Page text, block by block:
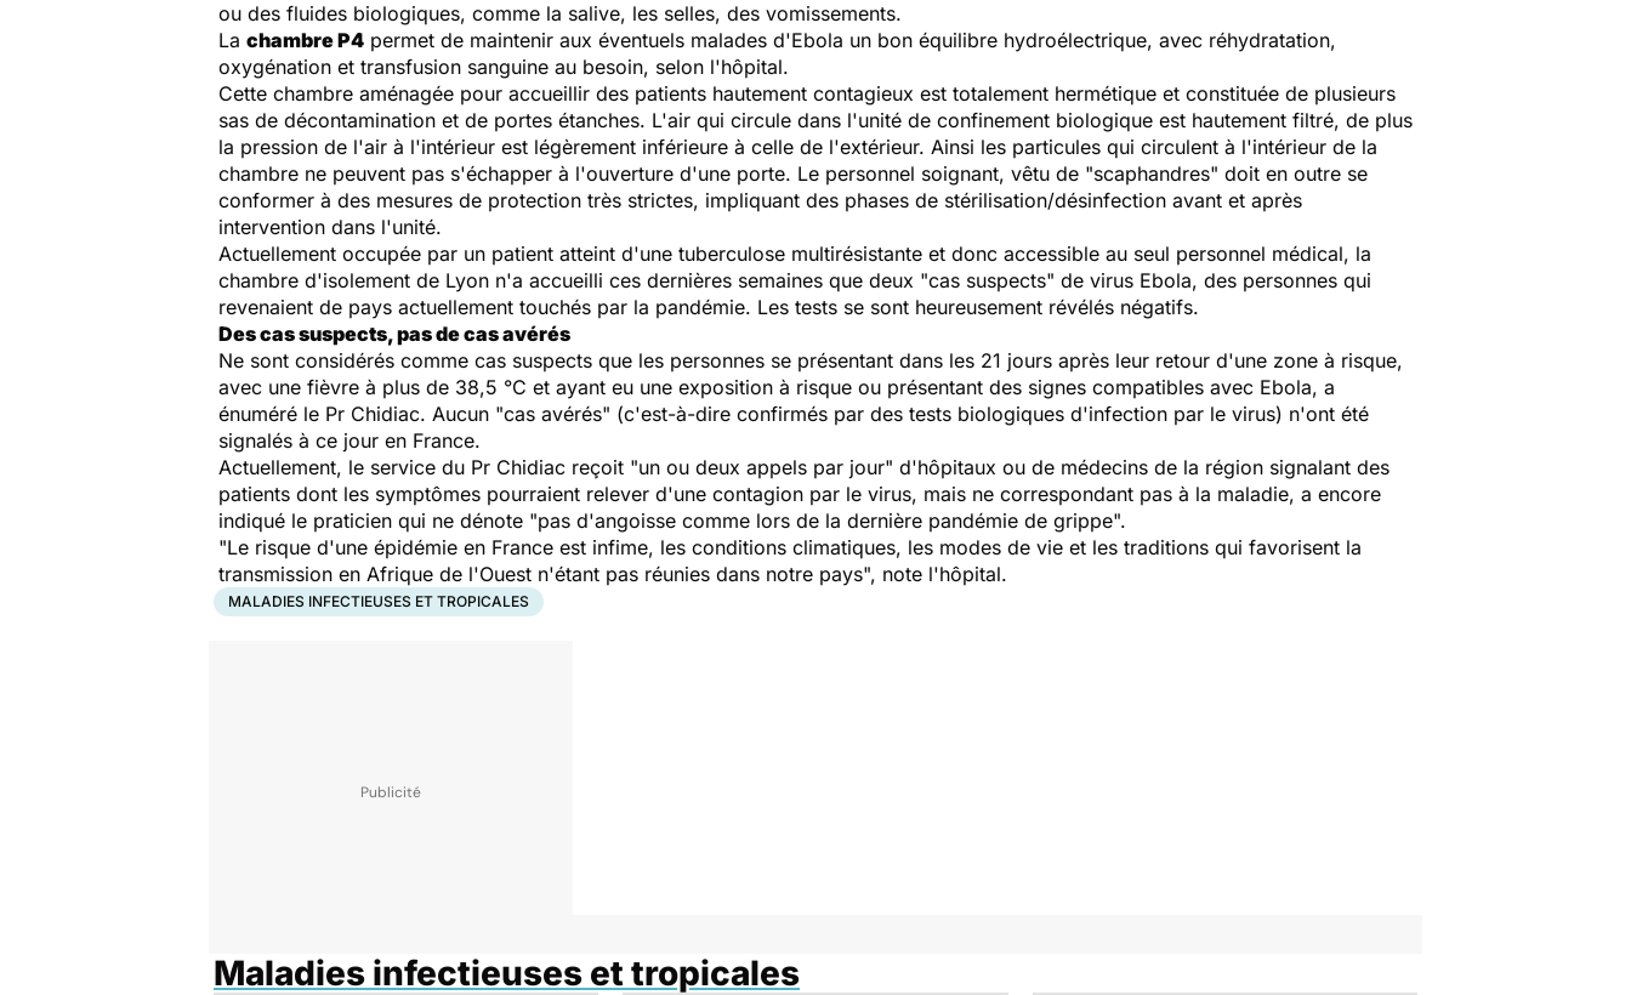
ou des fluides biologiques, comme la salive, les selles, des vomissements.
La chambre P4 permet de maintenir aux éventuels malades d'Ebola un bon équilibre hydroélectrique, avec réhydratation,
oxygénation et transfusion sanguine au besoin, selon l'hôpital.
Cette chambre aménagée pour accueillir des patients hautement contagieux est totalement hermétique et constituée de plusieurs
sas de décontamination et de portes étanches. L'air qui circule dans l'unité de confinement biologique est hautement filtré, de plus
la pression de l'air à l'intérieur est légèrement inférieure à celle de l'extérieur. Ainsi les particules qui circulent à l'intérieur de la
chambre ne peuvent pas s'échapper à l'ouverture d'une porte. Le personnel soignant, vêtu de "scaphandres" doit en outre se
conformer à des mesures de protection très strictes, impliquant des phases de stérilisation/désinfection avant et après
intervention dans l'unité.
Actuellement occupée par un patient atteint d'une tuberculose multirésistante et donc accessible au seul personnel médical, la
chambre d'isolement de Lyon n'a accueilli ces dernières semaines que deux "cas suspects" de virus Ebola, des personnes qui
revenaient de pays actuellement touchés par la pandémie. Les tests se sont heureusement révélés négatifs.
Des cas suspects, pas de cas avérés
Ne sont considérés comme cas suspects que les personnes se présentant dans les 21 jours après leur retour d'une zone à risque,
avec une fièvre à plus de 38,5 °C et ayant eu une exposition à risque ou présentant des signes compatibles avec Ebola, a
énuméré le Pr Chidiac. Aucun "cas avérés" (c'est-à-dire confirmés par des tests biologiques d'infection par le virus) n'ont été
signalés à ce jour en France.
Actuellement, le service du Pr Chidiac reçoit "un ou deux appels par jour" d'hôpitaux ou de médecins de la région signalant des
patients dont les symptômes pourraient relever d'une contagion par le virus, mais ne correspondant pas à la maladie, a encore
indiqué le praticien qui ne dénote "pas d'angoisse comme lors de la dernière pandémie de grippe".
"Le risque d'une épidémie en France est infime, les conditions climatiques, les modes de vie et les traditions qui favorisent la
transmission en Afrique de l'Ouest n'étant pas réunies dans notre pays", note l'hôpital.
MALADIES INFECTIEUSES ET TROPICALES
Maladies infectieuses et tropicales